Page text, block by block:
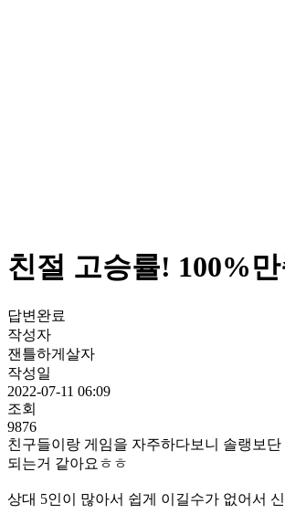
친절 고승률! 100%
답변완료
작성자
잰틀하게살자
작성일
2022-07-11 06:09
조회
9876
친구들이랑 게임을 자주하다보니 솔랭보단
되는거 같아요ㅎㅎ
상대 5인이 많아서 쉽게 이길수가 없어서